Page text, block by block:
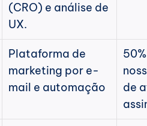
(CRO) e análise de
UX.
Plataforma de
marketing por e-
mail e automação
de